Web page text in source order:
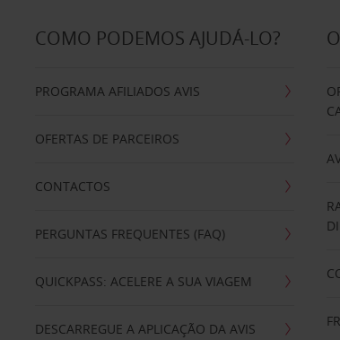
COMO PODEMOS AJUDÁ-LO?
PROGRAMA AFILIADOS AVIS
OFERTAS DE PARCEIROS
CONTACTOS
PERGUNTAS FREQUENTES (FAQ)
QUICKPASS: ACELERE A SUA VIAGEM
DESCARREGUE A APLICAÇÃO DA AVIS